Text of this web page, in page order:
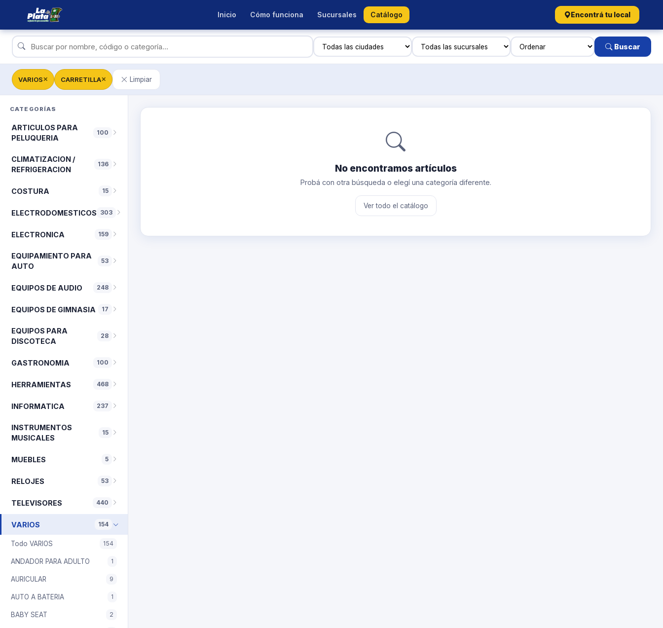
Inicio Cómo funciona Sucursales Catálogo Encontrá tu local
Buscar
VARIOS✕ CARRETILLA✕ Limpiar
CATEGORÍAS
ARTICULOS PARA
PELUQUERIA
100
CLIMATIZACION /
REFRIGERACION
136
COSTURA 15
ELECTRODOMESTICOS 303
ELECTRONICA 159
EQUIPAMIENTO PARA
AUTO
53
EQUIPOS DE AUDIO 248
EQUIPOS DE GIMNASIA 17
EQUIPOS PARA
DISCOTECA
28
GASTRONOMIA 100
HERRAMIENTAS 468
INFORMATICA 237
INSTRUMENTOS
MUSICALES
15
MUEBLES 5
RELOJES 53
TELEVISORES 440
VARIOS 154
Todo VARIOS 154
ANDADOR PARA ADULTO 1
AURICULAR 9
AUTO A BATERIA 1
BABY SEAT 2
No encontramos artículos
Probá con otra búsqueda o elegí una categoría diferente.
Ver todo el catálogo